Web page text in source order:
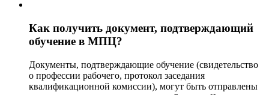
Как получить документ, подтверждающий
обучение в МПЦ?
Документы, подтверждающие обучение (свидетельство
о профессии рабочего, протокол заседания
квалификационной комиссии), могут быть отправлены